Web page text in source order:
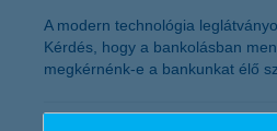
A modern technológia
Kérdés, hogy a bankolásban
megkérnénk-e a bankunkat élő